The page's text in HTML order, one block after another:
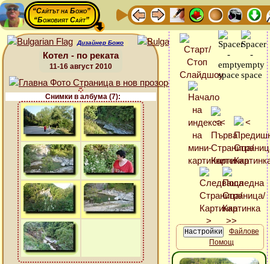
“Сайтът на Божо”
“Божовият Сайт”
Дизайнер Божо
Котел - по реката
11-16 август 2010
Снимки в албума (7):
Файлове
Помощ